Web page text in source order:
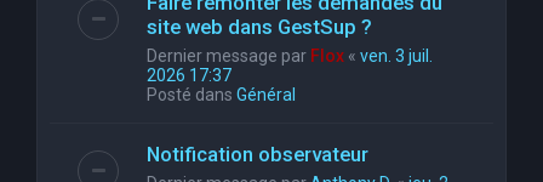
site web dans GestSup ?
Dernier message par Flox « ven. 3 juil.
2026 17:37
Posté dans Général
Notification observateur